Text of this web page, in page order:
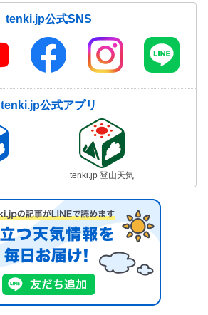
tenki.jp公式SNS
tenki.jp公式アプリ
tenki.jp 登山天気